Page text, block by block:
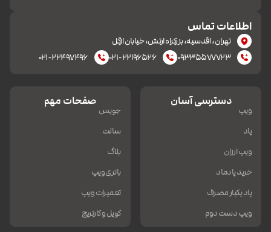
اطلاعات تماس
تهران، اقدسیه، بزرکراه ارتش، خیابان ازگل
۰۹۳۳۵۵۷۷۷۲۳
۰۲۱-۲۲۱۹۶۵۲۶ ۰۲۱-۲۲۴۹۷۴۹۶
دسترسی آسان
ویپ
پاد
ویپ ارزان
خرید پادماد
پاد یکبار مصرف
ویپ دست دوم
صفحات مهم
جویس
سالت
بلاگ
باتری ویپ
تعمیرات ویپ
کویل و کارتریج